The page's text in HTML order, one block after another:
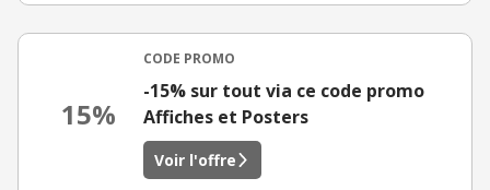
15%
CODE PROMO
-15% sur tout via ce code promo
Affiches et Posters
Voir l'offre